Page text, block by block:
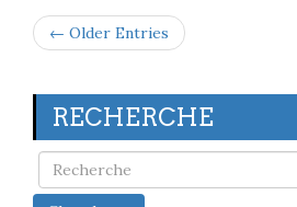
← Older Entries
RECHERCHE